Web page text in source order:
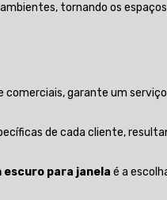
tornando os
comerciais, garante um
de cada cliente,
escuro para janela é a